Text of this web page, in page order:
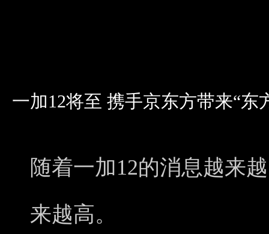
一加12将至 携手京东方带来“东
随着一加12的消息越来
来越高。